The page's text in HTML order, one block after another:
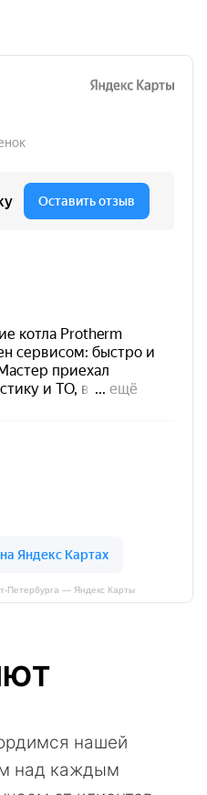
— Яндекс Карты
нашей
над каждым